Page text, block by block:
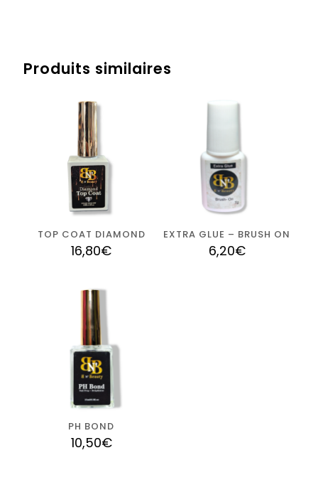
Soyez le premier à laisser votre avis
Vous devez être
Produits similaires
TOP COAT DIAMOND
16,80€
EXTRA GLUE – BRUSH ON
6,20€
PH BOND
10,50€